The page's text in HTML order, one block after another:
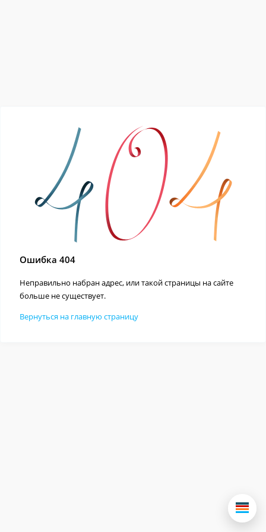
Ошибка 404
Неправильно набран адрес, или такой страницы на сайте
больше не существует.
Вернуться на главную страницу